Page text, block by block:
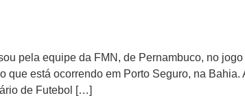
pela equipe da FMN, de Pernambuco, no
que está ocorrendo em Porto Seguro, na
de Futebol […]